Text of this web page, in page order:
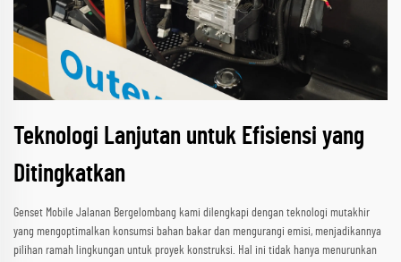
Teknologi Lanjutan untuk Efisiensi yang
Ditingkatkan
Genset Mobile Jalanan Bergelombang kami dilengkapi dengan teknologi mutakhir
yang mengoptimalkan konsumsi bahan bakar dan mengurangi emisi, menjadikannya
pilihan ramah lingkungan untuk proyek konstruksi. Hal ini tidak hanya menurunkan